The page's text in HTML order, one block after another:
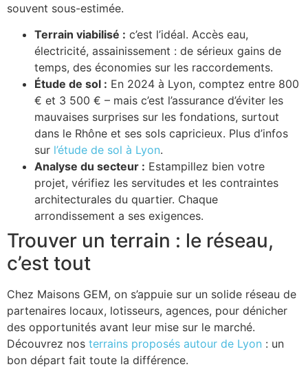
souvent sous-estimée.
Terrain viabilisé : c’est l’idéal. Accès eau,
électricité, assainissement : de sérieux gains de
temps, des économies sur les raccordements.
Étude de sol : En 2024 à Lyon, comptez entre 800
€ et 3 500 € – mais c’est l’assurance d’éviter les
mauvaises surprises sur les fondations, surtout
dans le Rhône et ses sols capricieux. Plus d’infos
sur l’étude de sol à Lyon.
Analyse du secteur : Estampillez bien votre
projet, vérifiez les servitudes et les contraintes
architecturales du quartier. Chaque
arrondissement a ses exigences.
Trouver un terrain : le réseau,
c’est tout
Chez Maisons GEM, on s’appuie sur un solide réseau de
partenaires locaux, lotisseurs, agences, pour dénicher
des opportunités avant leur mise sur le marché.
Découvrez nos terrains proposés autour de Lyon : un
bon départ fait toute la différence.